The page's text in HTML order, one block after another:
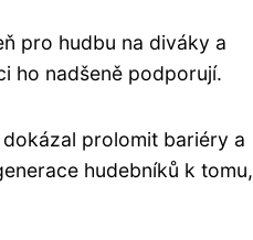
pro hudbu na diváky a
ho nadšeně podporují.
prolomit bariéry a
hudebníků k tomu,